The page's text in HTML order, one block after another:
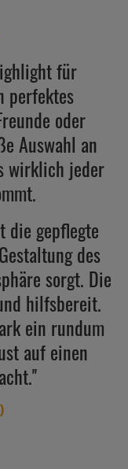
für
perfektes
oder
Auswahl an
wirklich jeder
die gepflegte
des
sorgt. Die
hilfsbereit.
ein rundum
auf einen